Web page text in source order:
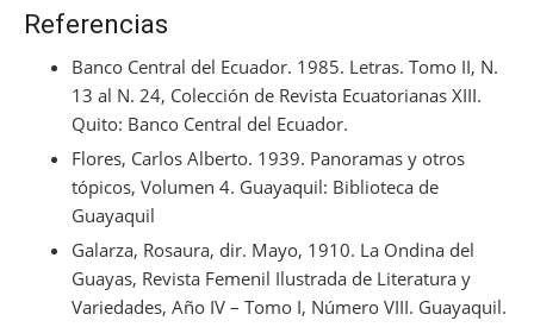
Referencias
Banco Central del Ecuador. 1985. Letras. Tomo II, N.
13 al N. 24, Colección de Revista Ecuatorianas XIII.
Quito: Banco Central del Ecuador.
Flores, Carlos Alberto. 1939. Panoramas y otros
tópicos, Volumen 4. Guayaquil: Biblioteca de
Guayaquil
Galarza, Rosaura, dir. Mayo, 1910. La Ondina del
Guayas, Revista Femenil Ilustrada de Literatura y
Variedades, Año IV – Tomo I, Número VIII. Guayaquil.